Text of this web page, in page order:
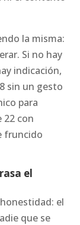
la misma:
Si no hay
indicación,
sin un gesto
para
22 con
fruncido
el
el
que se